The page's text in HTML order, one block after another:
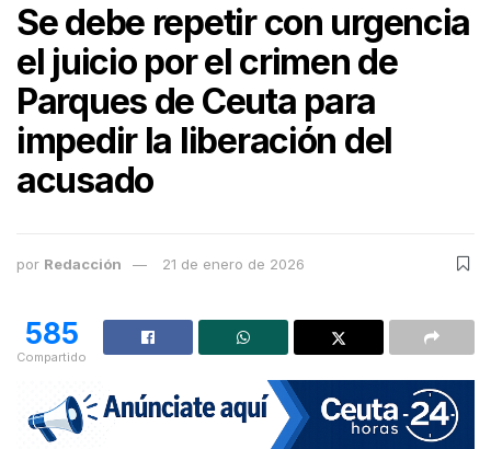
Se debe repetir con urgencia
el juicio por el crimen de
Parques de Ceuta para
impedir la liberación del
acusado
por Redacción 21 de enero de 2026
585
Compartido